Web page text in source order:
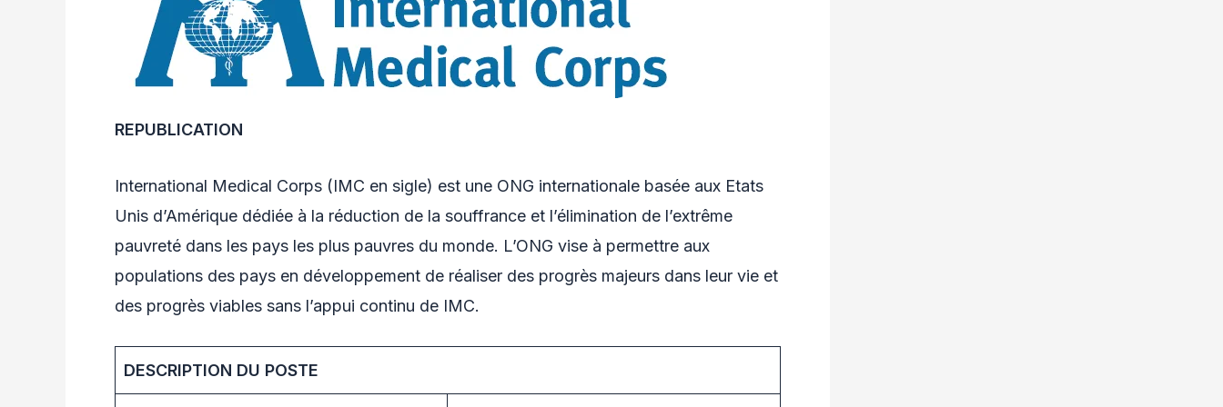
REPUBLICATION
International Medical Corps (IMC en sigle) est une ONG internationale basée aux Etats
Unis d’Amérique dédiée à la réduction de la souffrance et l’élimination de l’extrême
pauvreté dans les pays les plus pauvres du monde. L’ONG vise à permettre aux
populations des pays en développement de réaliser des progrès majeurs dans leur vie et
des progrès viables sans l’appui continu de IMC.
DESCRIPTION DU POSTE